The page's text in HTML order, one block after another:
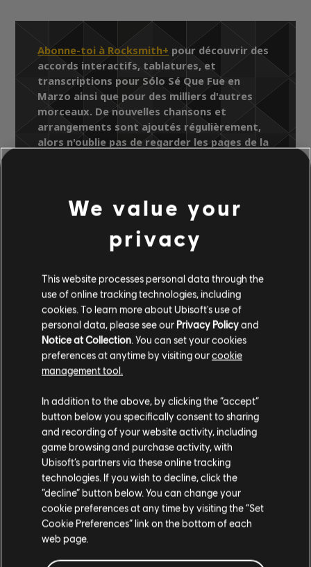
Abonne-toi à Rocksmith+ pour découvrir des
accords interactifs, tablatures, et
transcriptions pour Sólo Sé Que Fue en
Marzo ainsi que pour des milliers d'autres
morceaux. De nouvelles chansons et
arrangements sont ajoutés régulièrement,
alors n'oublie pas de regarder les pages de la
Bibliothèque de chansons
Juan Gabriel
Sólo Sé Que Fue en Marzo
ARRANGEMENTS
VÉRIFIÉS
Instrument / Type d'arr. Vérifié Créateur
Arrangement accords
Accords basse
We value your
privacy
This website processes personal data through the
use of online tracking technologies, including
cookies. To learn more about Ubisoft's use of
personal data, please see our Privacy Policyand
Notice at Collection . You can set your cookies
preferences at anytime by visiting ourcookie
management tool.
In addition to the above, by clicking the “accept”
button below you specifically consent to sharing
and recording of your website activity, including
game browsing and purchase activity, with
Ubisoft’s partners via these online tracking
technologies. If you wish to decline, click the
“decline” button below. You can change your
cookie preferences at any time by visiting the “Set
Cookie Preferences” link on the bottom of each
web page.